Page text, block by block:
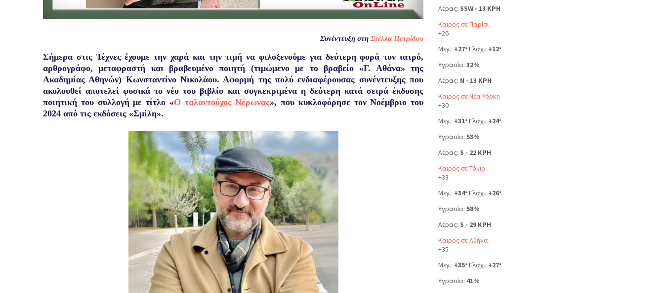
Συνέντευξη στη Στέλλα Πετρίδου
Σήμερα στις Τέχνες έχουμε την χαρά και την τιμή να φιλοξενούμε για δεύτερη φορά τον ιατρό,
αρθρογράφο, μεταφραστή και βραβευμένο ποιητή (τιμώμενο με το βραβείο «Γ. Αθάνα» της
Ακαδημίας Αθηνών) Κωνσταντίνο Νικολάου. Αφορμή της πολύ ενδιαφέρουσας συνέντευξης που
ακολουθεί αποτελεί φυσικά το νέο του βιβλίο και συγκεκριμένα η δεύτερη κατά σειρά έκδοσης
ποιητική του συλλογή με τίτλο «Ο ταλαντούχος Νέρωνας», που κυκλοφόρησε τον Νοέμβριο του
2024 από τις εκδόσεις «Σμίλη».
Αέρας: SSW - 13 KPH
Καιρός σε Παρίσι
+26
Μεγ.: +27° Ελάχ.: +12°
Υγρασία: 32%
Αέρας: N - 13 KPH
Καιρός σε Νέα Υόρκη
+30
Μεγ.: +31° Ελάχ.: +24°
Υγρασία: 53%
Αέρας: S - 22 KPH
Καιρός σε Τόκιο
+33
Μεγ.: +34° Ελάχ.: +26°
Υγρασία: 58%
Αέρας: S - 29 KPH
Καιρός σε Αθήνα
+35
Μεγ.: +35° Ελάχ.: +27°
Υγρασία: 41%